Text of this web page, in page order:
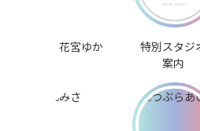
花宮ゆか
特別スタジ
案内